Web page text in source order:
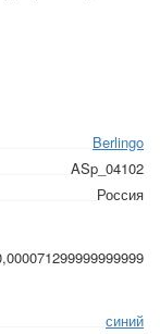
Berlingo
ASp_04102
Россия
синий